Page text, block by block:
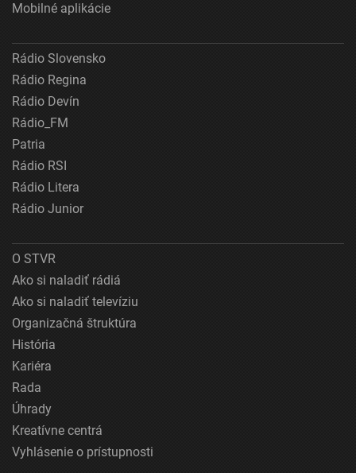
Mobilné aplikácie
Rádio Slovensko
Rádio Regina
Rádio Devín
Rádio_FM
Patria
Rádio RSI
Rádio Litera
Rádio Junior
O STVR
Ako si naladiť rádiá
Ako si naladiť televíziu
Organizačná štruktúra
História
Kariéra
Rada
Úhrady
Kreatívne centrá
Vyhlásenie o prístupnosti